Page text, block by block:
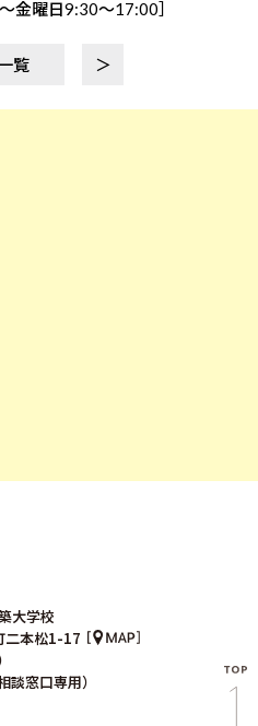
曜日9:30～17:00］
覧 ＞
大学校
二本松1-17
窓口専用）